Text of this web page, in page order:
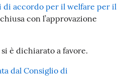
di accordo per il welfare per il
con l’approvazione
è dichiarato a favore.
dal Consiglio di